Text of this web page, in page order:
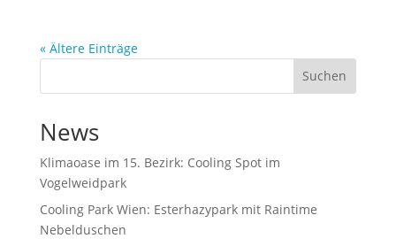
« Ältere Einträge
Suchen
News
Klimaoase im 15. Bezirk: Cooling Spot im
Vogelweidpark
Cooling Park Wien: Esterhazypark mit Raintime
Nebelduschen